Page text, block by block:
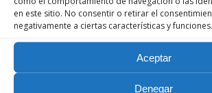
en este sitio. No consentir o retirar el
negativamente a ciertas características y funciones.
Aceptar
Denegar
Nuestra recompensa se
esfuerzo y no en el resultado.
esfuerzo total es una victoria
Servicio